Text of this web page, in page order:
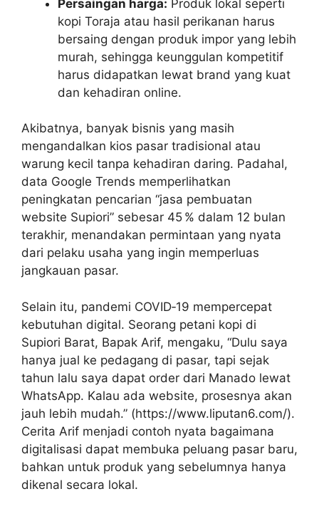
Persaingan harga: Produk lokal seperti
kopi Toraja atau hasil perikanan harus
bersaing dengan produk impor yang lebih
murah, sehingga keunggulan kompetitif
harus didapatkan lewat brand yang kuat
dan kehadiran online.
Akibatnya, banyak bisnis yang masih
mengandalkan kios pasar tradisional atau
warung kecil tanpa kehadiran daring. Padahal,
data Google Trends memperlihatkan
peningkatan pencarian “jasa pembuatan
website Supiori” sebesar 45 % dalam 12 bulan
terakhir, menandakan permintaan yang nyata
dari pelaku usaha yang ingin memperluas
jangkauan pasar.
Selain itu, pandemi COVID‑19 mempercepat
kebutuhan digital. Seorang petani kopi di
Supiori Barat, Bapak Arif, mengaku, “Dulu saya
hanya jual ke pedagang di pasar, tapi sejak
tahun lalu saya dapat order dari Manado lewat
WhatsApp. Kalau ada website, prosesnya akan
jauh lebih mudah.” (https://www.liputan6.com/).
Cerita Arif menjadi contoh nyata bagaimana
digitalisasi dapat membuka peluang pasar baru,
bahkan untuk produk yang sebelumnya hanya
dikenal secara lokal.